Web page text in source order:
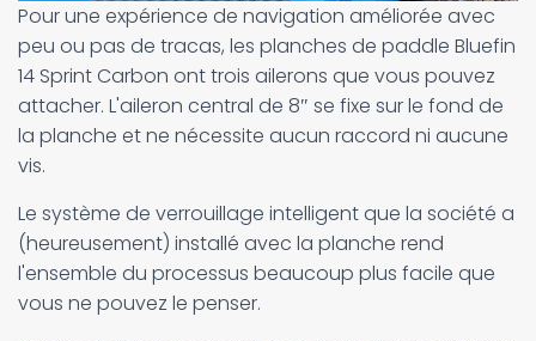
Pour une expérience de navigation améliorée avec
peu ou pas de tracas, les planches de paddle Bluefin
14 Sprint Carbon ont trois ailerons que vous pouvez
attacher. L'aileron central de 8″ se fixe sur le fond de
la planche et ne nécessite aucun raccord ni aucune
vis.
Le système de verrouillage intelligent que la société a
(heureusement) installé avec la planche rend
l'ensemble du processus beaucoup plus facile que
vous ne pouvez le penser.